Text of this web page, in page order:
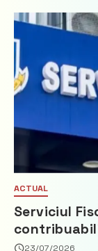
ACTUAL
Serviciul
privind
23/07/2026